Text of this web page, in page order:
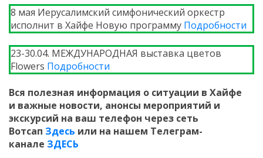
8 мая Иерусалимский симфонический оркестр
исполнит в Хайфе Новую программу Подробности
23-30.04. МЕЖДУНАРОДНАЯ выставка цветов
Flowers Подробности
Вся полезная информация о ситуации в Хайфе
и важные новости, анонсы мероприятий и
экскурсий на ваш телефон через сеть
Вотсап Здесь или на нашем Телеграм-
канале ЗДЕСЬ